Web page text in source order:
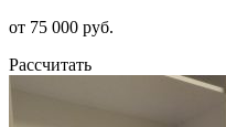
от 75 000 руб.
Рассчитать